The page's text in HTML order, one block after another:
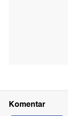
Komentar